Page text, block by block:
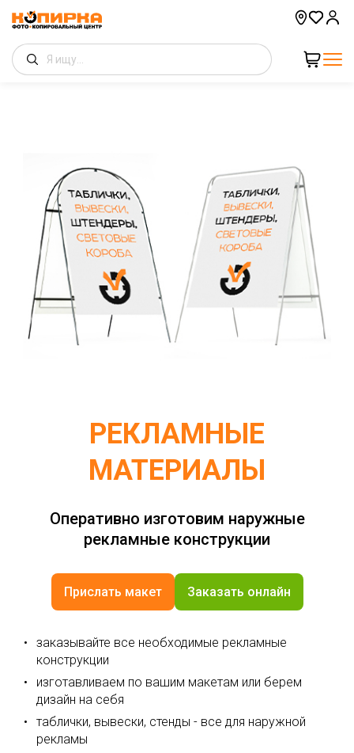
РЕКЛАМНЫЕ
МАТЕРИАЛЫ
Оперативно изготовим наружные
рекламные конструкции
заказывайте все необходимые рекламные
конструкции
изготавливаем по вашим макетам или берем
дизайн на себя
таблички, вывески, стенды - все для наружной
рекламы
Прислать макет Заказать онлайн